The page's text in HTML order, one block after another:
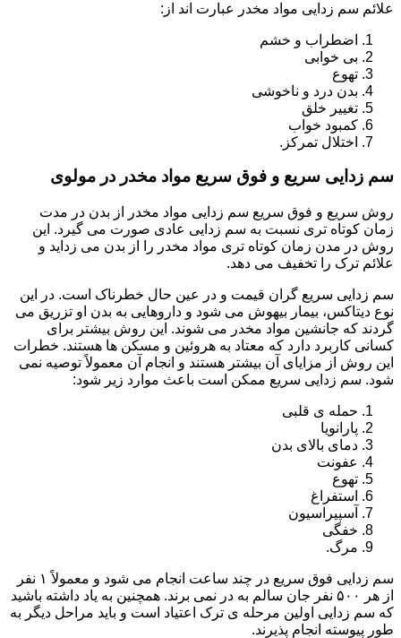
علائم سم زدایی مواد مخدر عبارت اند از:
اضطراب و خشم
بی خوابی
تهوع
بدن درد و ناخوشی
تغییر خلق
کمبود خواب
اختلال تمرکز.
سم زدایی سریع و فوق سریع مواد مخدر در مولوی
روش سریع و فوق سریع سم زدایی مواد مخدر از بدن در مدت
زمان کوتاه تری نسبت به سم زدایی عادی صورت می گیرد. این
روش در مدن زمان کوتاه تری مواد مخدر را از بدن می زداید و
علائم ترک را تخفیف می دهد.
سم زدایی سریع گران قیمت و در عین حال خطرناک است. در این
نوع دیتاکس، بیمار بیهوش می شود و داروهایی به بدن او تزریق می
گردند که جانشین مواد مخدر می شوند. این روش بیشتر برای
کسانی کاربرد دارد که معتاد به هروئین و مسکن ها هستند. خطرات
این روش از مزایای آن بیشتر هستند و انجام آن معمولاً توصیه نمی
شود. سم زدایی سریع ممکن است باعث موارد زیر شود:
حمله ی قلبی
پارانویا
دمای بالای بدن
عفونت
تهوع
استفراغ
آسپیراسیون
خفگی
مرگ.
سم زدایی فوق سریع در چند ساعت انجام می شود و معمولاً ۱ نفر
از هر ۵۰۰ نفر جان سالم به در نمی برند. همچنین به یاد داشته باشید
که سم زدایی اولین مرحله ی ترک اعتیاد است و باید مراحل دیگر به
طور پیوسته انجام پذیرند.